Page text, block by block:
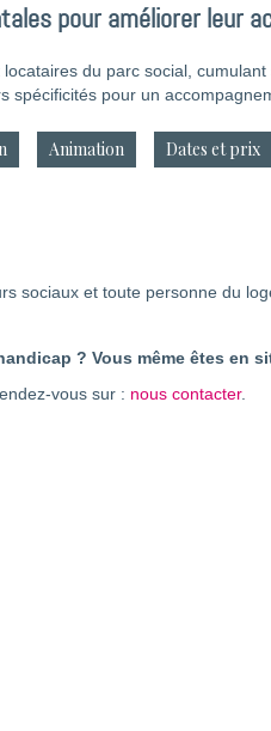
pour améliorer leur
du parc social,
spécificités pour un
Animation Dates et prix
sociaux et toute personne du
? Vous même êtes en
vous sur : nous contacter.